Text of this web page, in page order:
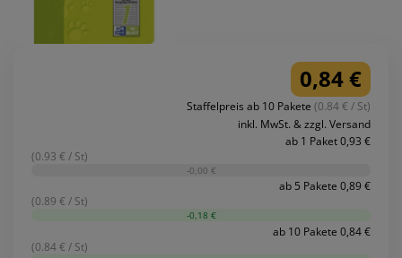
0,84 €
Staffelpreis ab 10 Pakete (0.84 € / St)
inkl. MwSt. & zzgl. Versand
ab 1 Paket 0,93 €
(0.93 € / St)
-0,00 €
ab 5 Pakete 0,89 €
(0.89 € / St)
-0,18 €
ab 10 Pakete 0,84 €
(0.84 € / St)